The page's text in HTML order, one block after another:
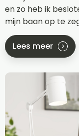
en zo heb ik
mijn baan op te
Lees meer